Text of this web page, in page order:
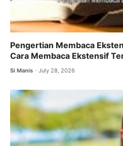
Pengertian Membaca
Cara Membaca Ekstensif
Si Manis July 28, 2026